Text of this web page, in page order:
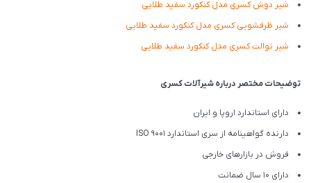
شیر دوش کسری مدل کنکورد سفید طلایی
شیر ظرفشویی کسری مدل کنکورد سفید طلایی
شیر توالت کسری مدل کنکورد سفید طلایی
توضیحات مختصر درباره شیرآلات کسری
دارای استاندارد اروپا و ایران
دارنده گواهینامه از سری استاندارد ISO 9001
فروش در بازارهای خارجی
دارای 10 سال ضمانت